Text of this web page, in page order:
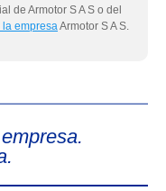
de Armotor S A S o del
empresaArmotor S A S.